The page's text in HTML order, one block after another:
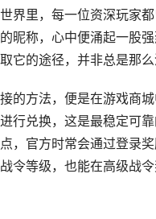
界里，每一位资深玩家
昵称，心中便涌起一股
它的途径，并非总是那么
的方法，便是在游戏商
行兑换，这是最稳定可
，官方时常会通过登录
令等级，也能在高级战